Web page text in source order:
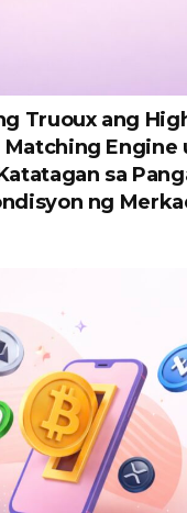
Truoux ang
Engine
sa
ng